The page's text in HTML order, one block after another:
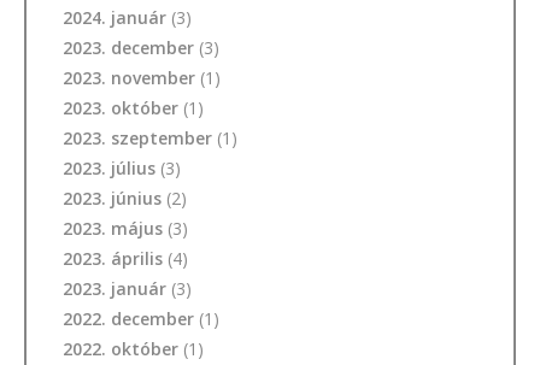
2024. január (3)
2023. december (3)
2023. november (1)
2023. október (1)
2023. szeptember (1)
2023. július (3)
2023. június (2)
2023. május (3)
2023. április (4)
2023. január (3)
2022. december (1)
2022. október (1)